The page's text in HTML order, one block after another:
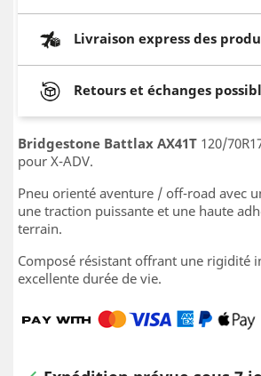
Livraison express des
Retours et échanges
Bridgestone Battlax AX41T 120/
pour X-ADV.
Pneu orienté aventure / off-road avec
une traction puissante et une haute
terrain.
Composé résistant offrant une rigidité
excellente durée de vie.